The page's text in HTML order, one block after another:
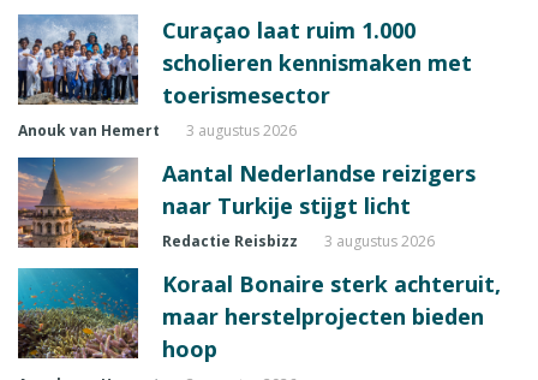
Curaçao laat ruim 1.000
scholieren kennismaken met
toerismesector
Anouk van Hemert 3 augustus 2026
Aantal Nederlandse reizigers
naar Turkije stijgt licht
Redactie Reisbizz 3 augustus 2026
Koraal Bonaire sterk achteruit,
maar herstelprojecten bieden
hoop